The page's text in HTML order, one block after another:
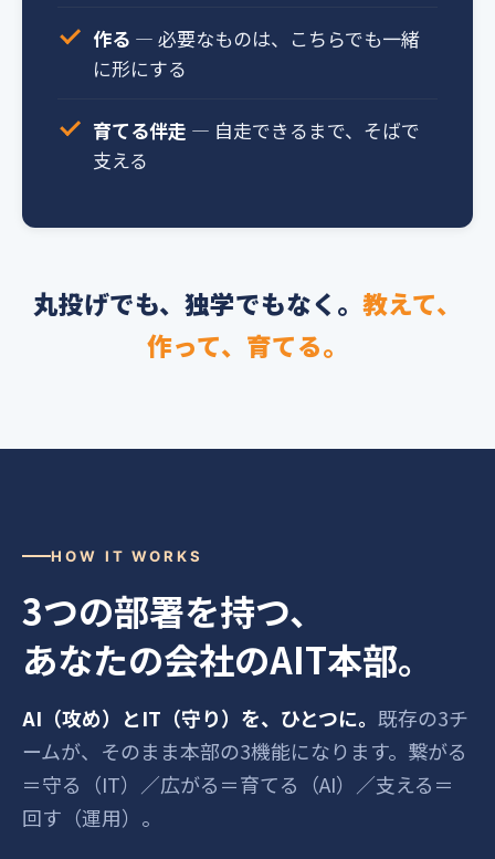
作る — 必要なものは、こちらでも一緒
に形にする
育てる伴走 — 自走できるまで、そばで
支える
丸投げでも、独学でもなく。 教えて、
作って、育てる。
HOW IT WORKS
3つの部署を持つ、
あなたの会社のAIT本部。
AI（攻め）とIT（守り）を、ひとつに。 既存の3チ
ームが、そのまま本部の3機能になります。繋がる
＝守る（IT）／広がる＝育てる（AI）／支える＝
回す（運用）。